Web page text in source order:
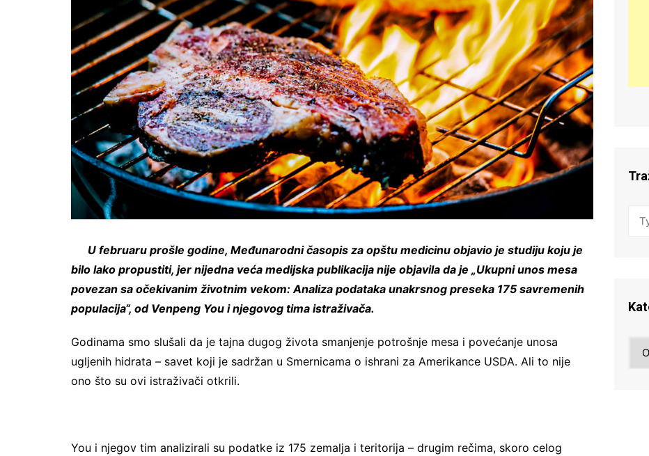
U februaru prošle godine, Međunarodni časopis za opštu medicinu objavio je studiju koju je
bilo lako propustiti, jer nijedna veća medijska publikacija nije objavila da je „Ukupni unos mesa
povezan sa očekivanim životnim vekom: Analiza podataka unakrsnog preseka 175 savremenih
populacija“, od Venpeng You i njegovog tima istraživača.
Godinama smo slušali da je tajna dugog života smanjenje potrošnje mesa i povećanje unosa
ugljenih hidrata – savet koji je sadržan u Smernicama o ishrani za Amerikance USDA. Ali to nije
ono što su ovi istraživači otkrili.
You i njegov tim analizirali su podatke iz 175 zemalja i teritorija – drugim rečima, skoro celog